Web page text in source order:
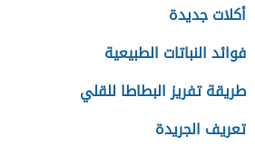
أكلات جديدة
فوائد النباتات الطبيعية
طريقة تفريز البطاطا للقلي
تعريف الجريدة